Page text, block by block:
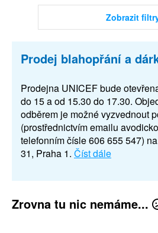
Zobrazit
Prodej blahopřání a
Prodejna UNICEF bude
do 15 a od 15.30 do 17.30.
odběrem je možné vyzvednout
(prostřednictvím emailu
telefonním čísle 606 655 547)
31, Praha 1. Číst dále
Zrovna tu nic nemáme...